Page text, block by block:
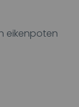
eikenpoten